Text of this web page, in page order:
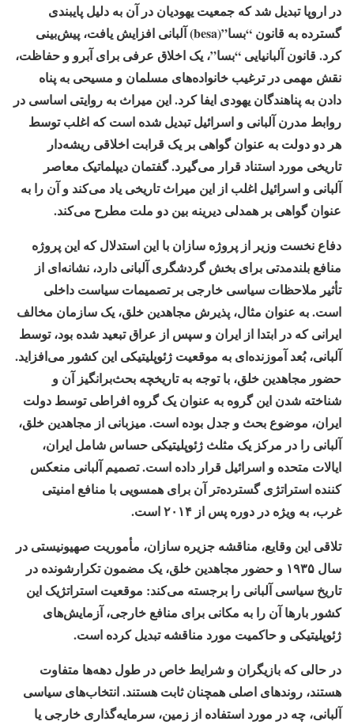
در اروپا تبدیل شد که جمعیت یهودیان در آن به دلیل پایبندی
گسترده به قانون “بسا”(besa) آلبانی افزایش یافت، پیش‌بینی
کرد. قانون آلبانیایی “بسا”، یک اخلاق عرفی برای آبرو و حفاظت،
نقش مهمی در ترغیب خانواده‌های مسلمان و مسیحی به پناه
دادن به پناهندگان یهودی ایفا کرد. این میراث به روایتی اساسی در
روابط مدرن آلبانی و اسرائیل تبدیل شده است که اغلب توسط
هر دو دولت به عنوان گواهی بر یک قرابت اخلاقی ریشه‌دار
تاریخی مورد استناد قرار می‌گیرد. گفتمان دیپلماتیک معاصر
آلبانی و اسرائیل اغلب از این میراث تاریخی یاد می‌کند و آن را به
عنوان گواهی بر همدلی دیرینه بین دو ملت مطرح می‌کند.
دفاع نخست وزیر از پروژه سازان با این استدلال که این پروژه
منافع بلندمدتی برای بخش گردشگری آلبانی دارد، نشانه‌ای از
تأثیر ملاحظات سیاسی خارجی بر تصمیمات سیاست داخلی
است. به عنوان مثال، پذیرش مجاهدین خلق، یک سازمان مخالف
ایرانی که در ابتدا از ایران و سپس از عراق تبعید شده بود، توسط
آلبانی، بُعد آموزنده‌ای به موقعیت ژئوپلیتیکی این کشور می‌افزاید.
حضور مجاهدین خلق، با توجه به تاریخچه بحث‌برانگیز آن و
شناخته شدن این گروه به عنوان یک گروه افراطی توسط دولت
ایران، موضوع بحث و جدل بوده است. میزبانی از مجاهدین خلق،
آلبانی را در مرکز یک مثلث ژئوپلیتیکی حساس شامل ایران،
ایالات متحده و اسرائیل قرار داده است. تصمیم آلبانی منعکس
کننده استراتژی گسترده‌تر آن برای همسویی با منافع امنیتی
غرب، به ویژه در دوره پس از ۲۰۱۴ است.
تلاقی این وقایع، مناقشه جزیره سازان، مأموریت صهیونیستی در
سال ۱۹۳۵ و حضور مجاهدین خلق، یک مضمون تکرارشونده در
تاریخ سیاسی آلبانی را برجسته می‌کند: موقعیت استراتژیک این
کشور بارها آن را به مکانی برای منافع خارجی، آزمایش‌های
ژئوپلیتیکی و حاکمیت مورد مناقشه تبدیل کرده است.
در حالی که بازیگران و شرایط خاص در طول دهه‌ها متفاوت
هستند، روندهای اصلی همچنان ثابت هستند. انتخاب‌های سیاسی
آلبانی، چه در مورد استفاده از زمین، سرمایه‌گذاری خارجی یا